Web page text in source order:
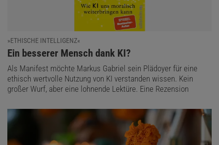
»ETHISCHE INTELLIGENZ«
:
Ein besserer Mensch dank KI?
Als Manifest möchte Markus Gabriel sein Plädoyer für eine
ethisch wertvolle Nutzung von KI verstanden wissen. Kein
großer Wurf, aber eine lohnende Lektüre. Eine Rezension